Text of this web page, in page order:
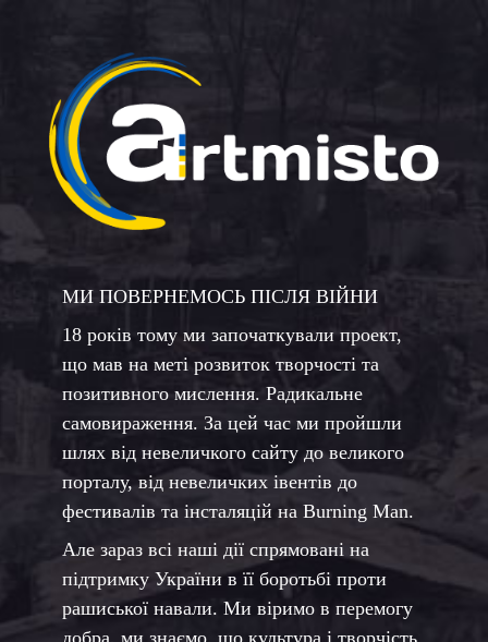
МИ ПОВЕРНЕМОСЬ ПІСЛЯ ВІЙНИ
18 років тому ми започаткували проект,
що мав на меті розвиток творчості та
позитивного мислення. Радикальне
самовираження. За цей час ми пройшли
шлях від невеличкого сайту до великого
порталу, від невеличких івентів до
фестивалів та інсталяцій на Burning Man.
Але зараз всі наші дії спрямовані на
підтримку України в її боротьбі проти
рашиської навали. Ми віримо в перемогу
добра, ми знаємо, що культура і творчість